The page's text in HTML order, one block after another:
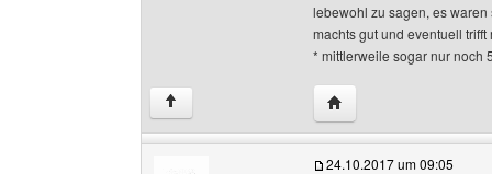
lebewohl zu sagen, es
machts gut und eventuell
* mittlerweile sogar nur noch
↑ Website dieses
24.10.2017 um 09:05